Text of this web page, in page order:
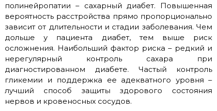
полинейропатии – сахарный диабет. Повышенная
вероятность расстройства прямо пропорционально
зависит от длительности и стадии заболевания. Чем
дольше у пациента диабет, тем выше риск
осложнения. Наибольший фактор риска – редкий и
нерегулярный контроль сахара при
диагностированном диабете. Частый контроль
гликемии и поддержка ее адекватного уровня –
лучший способ защиты здорового состояния
нервов и кровеносных сосудов.